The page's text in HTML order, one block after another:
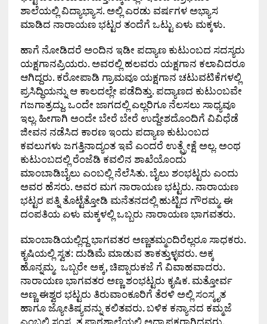
ಶಾಲೆಯಲ್ಲಿ ವಿದ್ಯಾಭ್ಯಾಸ. ಅಲ್ಲಿ ಎರಡು ವರ್ಷಗಳ ಅಭ್ಯಾಸ
ಮಾಡಿದ ನಾರಾಯಣ ಭಟ್ಟರ ತಂದೆಗೆ ಒಟ್ಟು ಏಳು ಮಕ್ಕಳು.
ಹಾಗೆ ನೋಡಿದರೆ ಅಂದಿನ ಇಡೀ ಪದ್ಯಾಣ ಕುಟುಂಬದ ಸದಸ್ಯರು
ಯಕ್ಷಗಾನಪ್ರಿಯರು. ಅವರಲ್ಲಿ ಹಲವರು ಯಕ್ಷಗಾನ ಕಲಾವಿದರೂ
ಆಗಿದ್ದರು. ಕರೋಪಾಡಿ ಗ್ರಾಮವೂ ಯಕ್ಷಗಾನ ಚಟುವಟಿಕೆಗಳಲ್ಲಿ
ಪ್ರಸಿದ್ಧಿಯನ್ನು ಆ ಕಾಲದಲ್ಲೇ ಪಡೆದಿತ್ತು. ಪದ್ಯಾಣದ ಕುಟುಂಬವೇ
ಗಜಗಾತ್ರದ್ದು. ಒಂದೇ ಜಾಗದಲ್ಲಿ ಎಲ್ಲರಿಗೂ ನೆಲಸಲು ಸಾಧ್ಯವೂ
ಇಲ್ಲ. ಹೀಗಾಗಿ ಅಂದೇ ಬೇರೆ ಬೇರೆ ಉದ್ದೇಶದೊಂದಿಗೆ ವಿವಿಧೆಡೆ
ಜೀವನ ನಡೆಸಿದ ಕಾರಣ ಇಂದು ಪದ್ಯಾಣ ಕುಟುಂಬದ
ಕವಲುಗಳು ಜಗತ್ತಿನಾದ್ಯಂತ ಇವೆ ಎಂದರೆ ಉತ್ಪ್ರೇಕ್ಷೆ ಅಲ್ಲ. ಅಂಥ
ಕುಟುಂಬದಲ್ಲಿ ರೆಂಜೆಡಿ ಕವಲಿನ ಶಾಖೆಯೊಂದು
ಮಾಂಬಾಡಿಬೈಲು ಎಂಬಲ್ಲಿ ನೆಲೆಸಿತು. ಬೈಲು ಶಂಭಟ್ಟರು ಎಂದು
ಅವರ ಹೆಸರು. ಅವರ ಮಗ ನಾರಾಯಣ ಭಟ್ಟರು. ನಾರಾಯಣ
ಭಟ್ಟರ ಪತ್ನಿ ತೊಟ್ಟೆತ್ತೋಡಿ ಮನೆತನದಲ್ಲಿ ಹುಟ್ಟಿದ ಗೌರಮ್ಮ. ಈ
ದಂಪತಿಯ ಏಳು ಮಕ್ಕಳಲ್ಲಿ ಒಬ್ಬರು ನಾರಾಯಣ ಭಾಗವತರು.
ಮಾಂಬಾಡಿಯಲ್ಲಿದ್ದ ಭಾಗವತರ ಅಣ್ಣತಮ್ಮಂದಿರೆಲ್ಲರೂ ಸಾಧಕರು.
ಕೃಷಿಯಲ್ಲಿ ಸ್ವತ: ದುಡಿಮೆ ಮಾಡುವ ತಾಕತ್ತುಳ್ಳವರು. ಅಕ್ಕ
ಹೊನ್ನಮ್ಮ. ಒಬ್ಬರೇ ಅಕ್ಕ, ಚಿಪ್ಪಾರುಕಜೆ ಗೆ ವಿವಾಹವಾದರು.
ನಾರಾಯಣ ಭಾಗವತರ ಅಣ್ಣ ಶಂಭಟ್ಟರು ಕೃಷಿಕ. ಮತ್ತೋರ್ವ
ಅಣ್ಣ ಈಶ್ವರ ಭಟ್ಟರು ತಿರುವಾಂಕೂರಿಗೆ ತೆರಳಿ ಅಲ್ಲಿ ಸಂಸ್ಕೃತ
ಹಾಗೂ ಜ್ಯೋತಿಷ್ಯವನ್ನು ಕಲಿತವರು. ಬಳಿಕ ಕನ್ಯಾನದ ಕಮ್ಮಜೆ